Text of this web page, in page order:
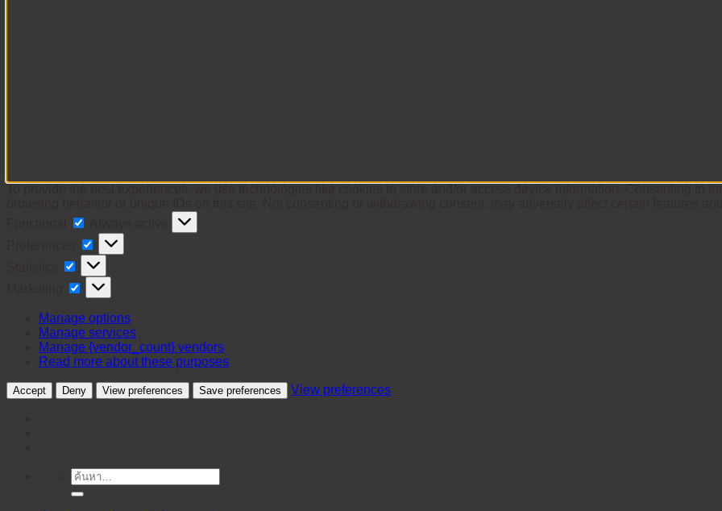
Preferences
Statistics
Marketing
Manage options
Manage services
Manage {vendor_count} vendors
Read more about these purposes
Accept Deny View preferences Save preferences View preferences
ค้นหา: